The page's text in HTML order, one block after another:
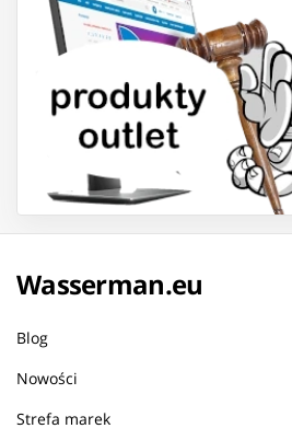
Wasserman.eu
Blog
Nowości
Strefa marek